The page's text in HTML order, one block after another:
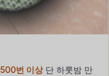
500번 이상단 하룻밤 만